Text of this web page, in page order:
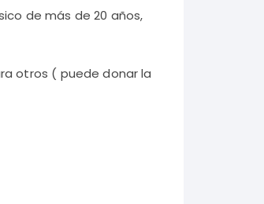
de más de 20 años,
otros ( puede donar la